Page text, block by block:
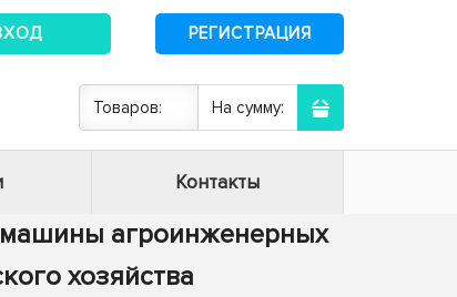
РЕГИСТРАЦИЯ
Товаров: На сумму:
Контакты
агроинженерных
хозяйства